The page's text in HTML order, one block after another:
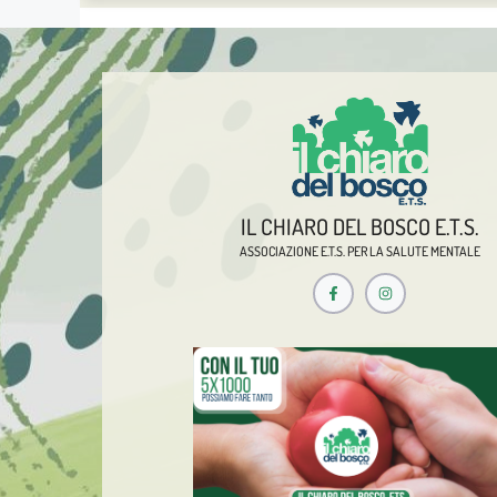
IL CHIARO DEL BOSCO E.T.S.
ASSOCIAZIONE E.T.S. PER LA SALUTE MENTALE